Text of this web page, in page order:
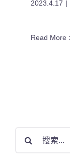
2023.4.17 |
Read More